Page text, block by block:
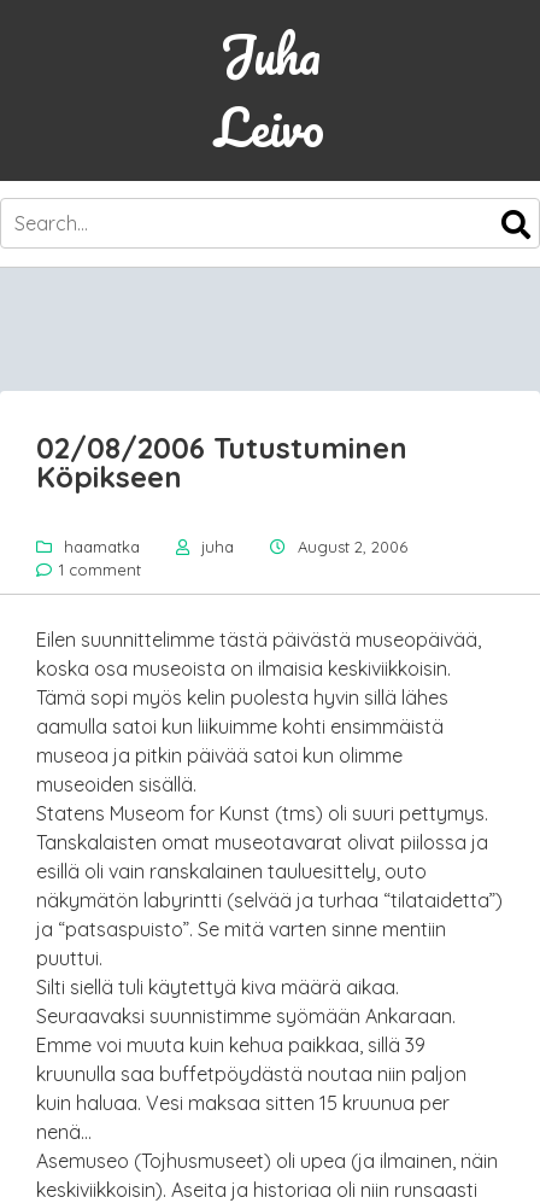
Juha
Leivo
SKIP
CONTENT
02/08/2006 Tutustuminen
Köpikseen
haamatka juha
August 2, 2006
1 comment
Eilen suunnittelimme tästä päivästä museopäivää,
koska osa museoista on ilmaisia keskiviikkoisin.
Tämä sopi myös kelin puolesta hyvin sillä lähes
aamulla satoi kun liikuimme kohti ensimmäistä
museoa ja pitkin päivää satoi kun olimme
museoiden sisällä.
Statens Museom for Kunst (tms) oli suuri pettymys.
Tanskalaisten omat museotavarat olivat piilossa ja
esillä oli vain ranskalainen tauluesittely, outo
näkymätön labyrintti (selvää ja turhaa “tilataidetta”)
ja “patsaspuisto”. Se mitä varten sinne mentiin
puuttui.
Silti siellä tuli käytettyä kiva määrä aikaa.
Seuraavaksi suunnistimme syömään Ankaraan.
Emme voi muuta kuin kehua paikkaa, sillä 39
kruunulla saa buffetpöydästä noutaa niin paljon
kuin haluaa. Vesi maksaa sitten 15 kruunua per
nenä…
Asemuseo (Tojhusmuseet) oli upea (ja ilmainen, näin
keskiviikkoisin). Aseita ja historiaa oli niin runsaasti